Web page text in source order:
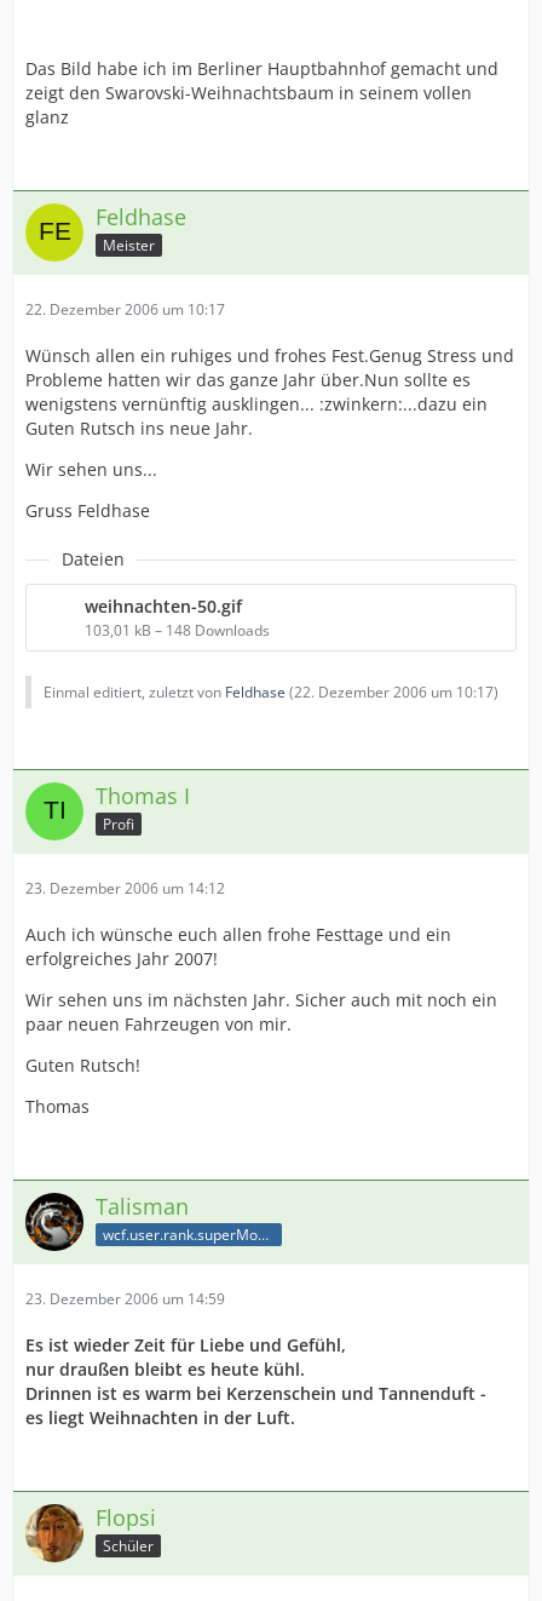
Das Bild habe ich im Berliner Hauptbahnhof gemacht und
zeigt den Swarovski-Weihnachtsbaum in seinem vollen
glanz
Feldhase
Meister
22. Dezember 2006 um 10:17
Wünsch allen ein ruhiges und frohes Fest.Genug Stress und
Probleme hatten wir das ganze Jahr über.Nun sollte es
wenigstens vernünftig ausklingen... :zwinkern:...dazu ein
Guten Rutsch ins neue Jahr.
Wir sehen uns...
Gruss Feldhase
Dateien
weihnachten-50.gif
103,01 kB – 148 Downloads
Einmal editiert, zuletzt von Feldhase (22. Dezember 2006 um 10:17)
Thomas I
Profi
23. Dezember 2006 um 14:12
Auch ich wünsche euch allen frohe Festtage und ein
erfolgreiches Jahr 2007!
Wir sehen uns im nächsten Jahr. Sicher auch mit noch ein
paar neuen Fahrzeugen von mir.
Guten Rutsch!
Thomas
Talisman
wcf.user.rank.superModerator
23. Dezember 2006 um 14:59
Es ist wieder Zeit für Liebe und Gefühl,
nur draußen bleibt es heute kühl.
Drinnen ist es warm bei Kerzenschein und Tannenduft -
es liegt Weihnachten in der Luft.
Flopsi
Schüler